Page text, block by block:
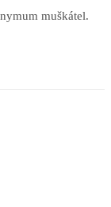
muškátel.